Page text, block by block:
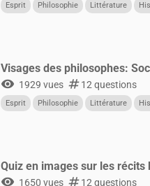
Esprit Philosophie Littérature
Visages des philosophes:
visibility 1929 vues numbers12 questions
Esprit Philosophie Littérature
Quiz en images sur les récits
visibility 1650 vues numbers12 questions